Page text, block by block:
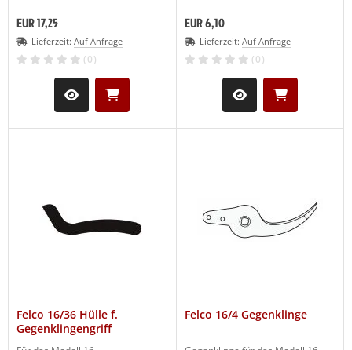
EUR 17,25
Lieferzeit: Auf Anfrage
(0)
EUR 6,10
Lieferzeit: Auf Anfrage
(0)
Felco 16/36 Hülle f.
Gegenklingengriff
Felco 16/4 Gegenklinge